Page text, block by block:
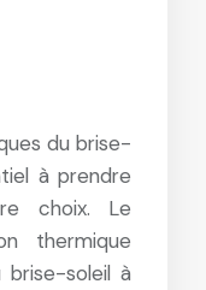
du brise-
à prendre
choix. Le
thermique
brise-soleil à